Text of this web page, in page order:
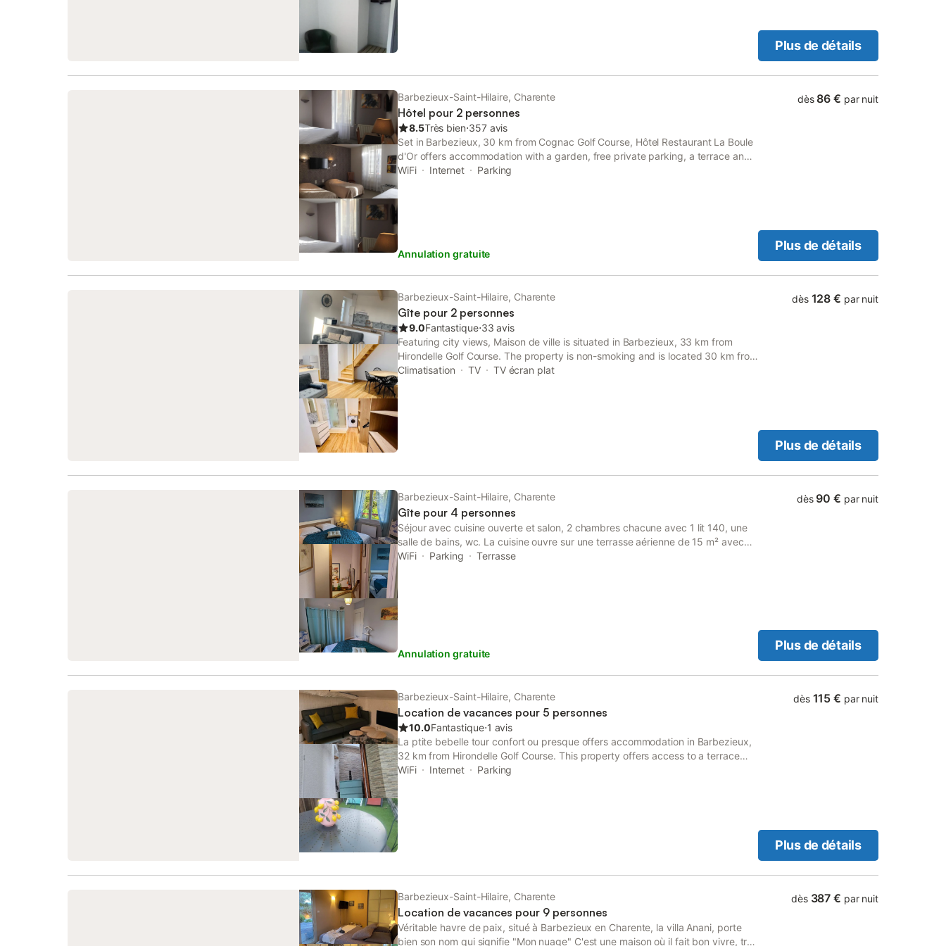
Plus de détails
Barbezieux-Saint-Hilaire, Charente
Hôtel pour 2 personnes
8.5Très bien⋅357 avis
Set in Barbezieux, 30 km from Cognac Golf Course, Hôtel Restaurant La Boule
d'Or offers accommodation with a garden, free private parking, a terrace and
a restaurant. This 2-star hotel features free WiFi and a bar.
WiFi Internet Parking
Annulation gratuite
dès 86 € par nuit
Plus de détails
Barbezieux-Saint-Hilaire, Charente
Gîte pour 2 personnes
9.0Fantastique⋅33 avis
Featuring city views, Maison de ville is situated in Barbezieux, 33 km from
Hirondelle Golf Course. The property is non-smoking and is located 30 km from
Cognac Golf Course.
Climatisation TV TV écran plat
dès 128 € par nuit
Plus de détails
Barbezieux-Saint-Hilaire, Charente
Gîte pour 4 personnes
Séjour avec cuisine ouverte et salon, 2 chambres chacune avec 1 lit 140, une
salle de bains, wc. La cuisine ouvre sur une terrasse aérienne de 15 m² avec
salon de jardin, barbecue électrique sur pieds et chaises longues, le tout
petit véhicule sous la terrasse. 2 vélos à disposition. Panier de basket,
Angoulême (35 mn) et Barbezieux - Cognac (30 mn). A 5 mn à pied du centre-
ville de Barbezieux, cet appartement de 58 m² a été aménagé au 1er étage
sur sous-sol d'une maison des années 50 avec jardin ombragé et clos.
Indépendant, il dispose d'une vue dégagée sans vis-à-vis. Le prix comprend :
Draps de lit Le prix ne comprend pas : Linge de toilette, ménage fin de séjour,
chauffage Jardin clos, Espace clos, Espace privé, Lave linge, Draps fournis,
WiFi Parking Terrasse
Annulation gratuite
dès 90 € par nuit
Plus de détails
Barbezieux-Saint-Hilaire, Charente
Location de vacances pour 5 personnes
10.0Fantastique⋅1 avis
La ptite bebelle tour confort ou presque offers accommodation in Barbezieux,
32 km from Hirondelle Golf Course. This property offers access to a terrace
and free private parking.
WiFi Internet Parking
dès 115 € par nuit
Plus de détails
Barbezieux-Saint-Hilaire, Charente
Location de vacances pour 9 personnes
Véritable havre de paix, situé à Barbezieux en Charente, la villa Anani, porte
bien son nom qui signifie "Mon nuage" C'est une maison où il fait bon vivre, très
dès 387 € par nuit